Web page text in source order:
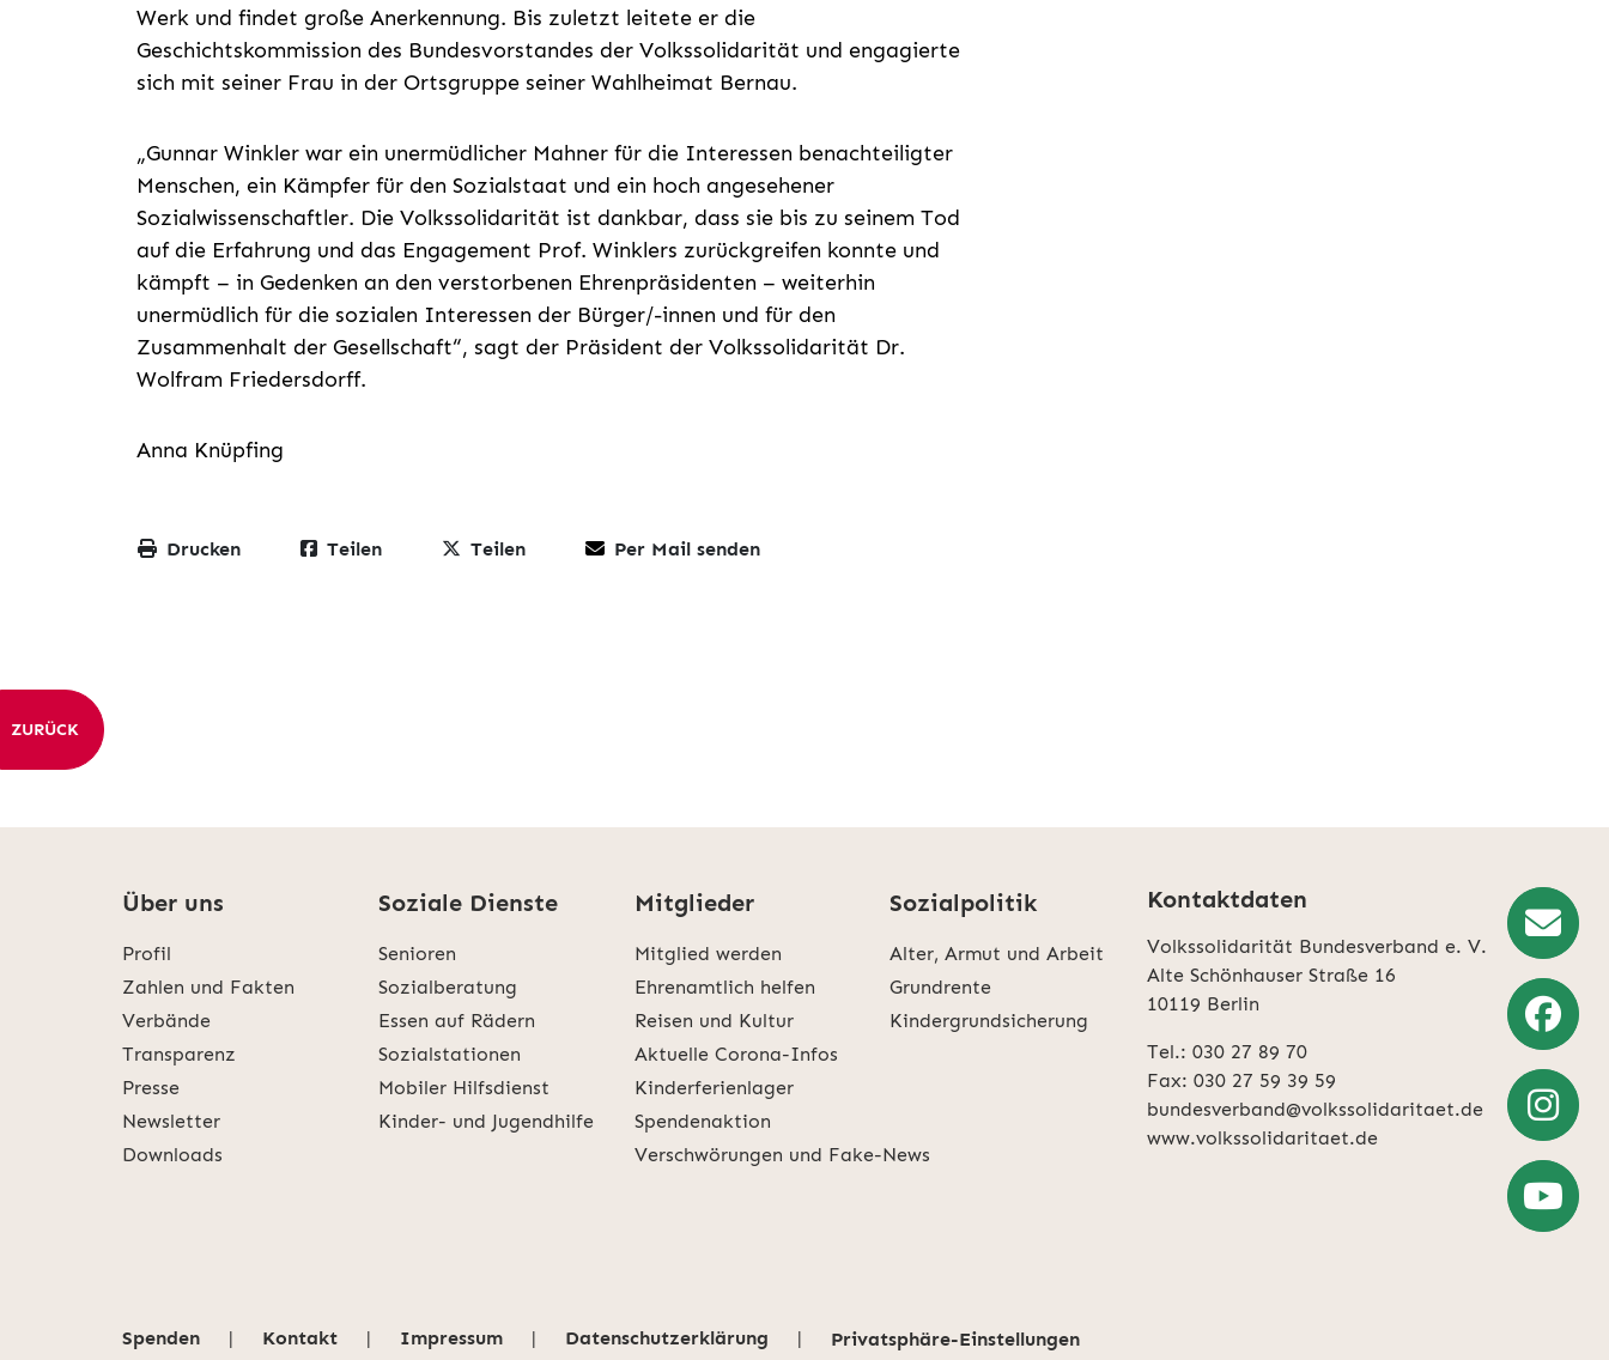
Werk und findet große Anerkennung. Bis zuletzt leitete er die
Geschichtskommission des Bundesvorstandes der Volkssolidarität und engagierte
sich mit seiner Frau in der Ortsgruppe seiner Wahlheimat Bernau.
„Gunnar Winkler war ein unermüdlicher Mahner für die Interessen benachteiligter
Menschen, ein Kämpfer für den Sozialstaat und ein hoch angesehener
Sozialwissenschaftler. Die Volkssolidarität ist dankbar, dass sie bis zu seinem Tod
auf die Erfahrung und das Engagement Prof. Winklers zurückgreifen konnte und
kämpft – in Gedenken an den verstorbenen Ehrenpräsidenten – weiterhin
unermüdlich für die sozialen Interessen der Bürger/-innen und für den
Zusammenhalt der Gesellschaft“, sagt der Präsident der Volkssolidarität Dr.
Wolfram Friedersdorff.
Anna Knüpfing
Drucken Teilen Teilen Per Mail senden
ZURÜCK
Über uns
Profil
Zahlen und Fakten
Verbände
Transparenz
Presse
Newsletter
Downloads
Soziale Dienste
Senioren
Sozialberatung
Essen auf Rädern
Sozialstationen
Mobiler Hilfsdienst
Kinder- und Jugendhilfe
Mitglieder
Mitglied werden
Ehrenamtlich helfen
Reisen und Kultur
Aktuelle Corona-Infos
Kinderferienlager
Spendenaktion
Verschwörungen und Fake-News
Sozialpolitik
Alter, Armut und Arbeit
Grundrente
Kindergrundsicherung
Kontaktdaten
Volkssolidarität Bundesverband e. V.
Alte Schönhauser Straße 16
10119 Berlin
Tel.: 030 27 89 70
Fax: 030 27 59 39 59
bundesverband@volkssolidaritaet.de
www.volkssolidaritaet.de
Spenden | Kontakt | Impressum | Datenschutzerklärung | Privatsphäre-Einstellungen
Weiter
zu
Facebook
Weiter
zu